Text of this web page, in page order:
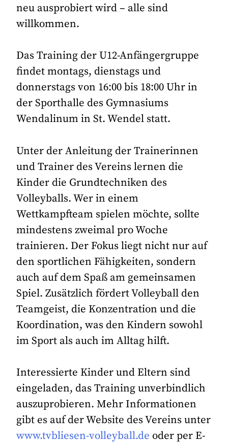
neu ausprobiert wird – alle sind
willkommen.
Das Training der U12-Anfängergruppe
findet montags, dienstags und
donnerstags von 16:00 bis 18:00 Uhr in
der Sporthalle des Gymnasiums
Wendalinum in St. Wendel statt.
Unter der Anleitung der Trainerinnen
und Trainer des Vereins lernen die
Kinder die Grundtechniken des
Volleyballs. Wer in einem
Wettkampfteam spielen möchte, sollte
mindestens zweimal pro Woche
trainieren. Der Fokus liegt nicht nur auf
den sportlichen Fähigkeiten, sondern
auch auf dem Spaß am gemeinsamen
Spiel. Zusätzlich fördert Volleyball den
Teamgeist, die Konzentration und die
Koordination, was den Kindern sowohl
im Sport als auch im Alltag hilft.
Interessierte Kinder und Eltern sind
eingeladen, das Training unverbindlich
auszuprobieren. Mehr Informationen
gibt es auf der Website des Vereins unter
www.tvbliesen-volleyball.de oder per E-